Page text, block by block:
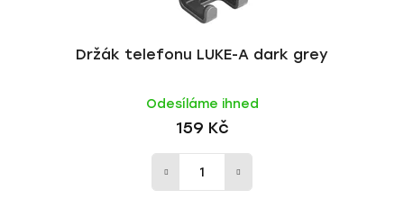
Držák telefonu LUKE-A dark grey
Odesíláme ihned
159 Kč